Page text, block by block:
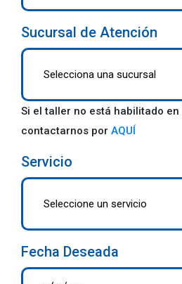
Sucursal de Atención
Si el taller no está habilitado
contactarnos por AQUÍ
Servicio
Fecha Deseada